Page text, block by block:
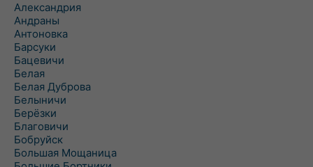
Александрия
Андраны
Антоновка
Барсуки
Бацевичи
Белая
Белая Дуброва
Белыничи
Берёзки
Благовичи
Бобруйск
Большая Мощаница